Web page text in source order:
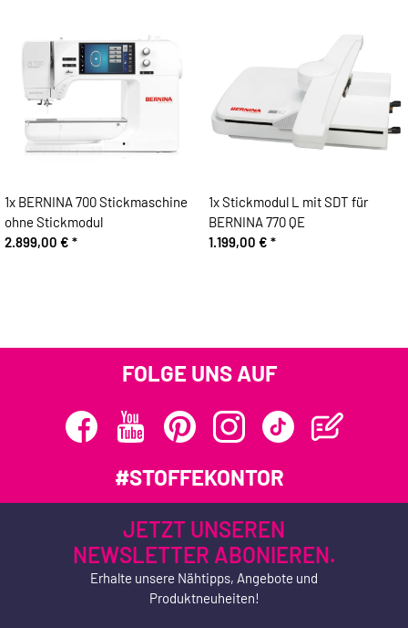
1x BERNINA 700 Stickmaschine
ohne Stickmodul
2.899,00 € *
1xStickmodul L mit SDT für
BERNINA 770 QE
1.199,00 € *
FOLGE UNS AUF
#STOFFEKONTOR
JETZT UNSEREN
NEWSLETTER ABONIEREN.
Erhalte unsere Nähtipps, Angebote und
Produktneuheiten!